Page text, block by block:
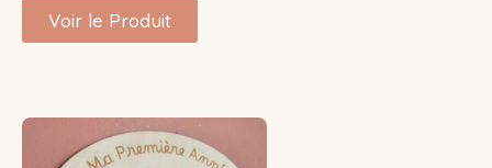
Voir le Produit